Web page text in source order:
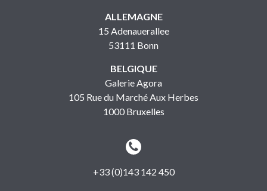
ALLEMAGNE
15 Adenauerallee
53111 Bonn
BELGIQUE
Galerie Agora
105 Rue du Marché Aux Herbes
1000 Bruxelles


+33 (0)143 142 450